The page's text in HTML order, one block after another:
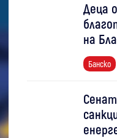
Деца
на
Банско